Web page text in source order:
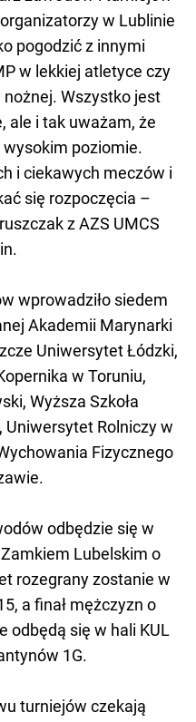
w Lublinie
pogodzić z innymi
w lekkiej atletyce czy
nożnej. Wszystko jest
ale i tak uważam, że
wysokim poziomie.
i ciekawych meczów i
się rozpoczęcia –
z AZS UMCS
wprowadziło siedem
Akademii Marynarki
Uniwersytet Łódzki,
w Toruniu,
Wyższa Szkoła
Uniwersytet Rolniczy w
Fizycznego
odbędzie się w
Lubelskim o
rozegrany zostanie w
a finał mężczyzn o
odbędą się w hali KUL
1G.
turniejów czekają